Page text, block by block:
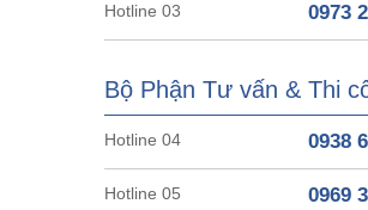
Hotline 03 0973
Bộ Phận Tư vấn & Thi
Hotline 04 0938
Hotline 05 0969